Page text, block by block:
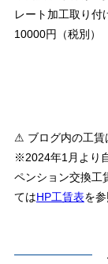
レート加工取り
10000円（税別）
⚠ ブログ内の工賃
※2024年1月より
ペンション交換工
てはHP工賃表を